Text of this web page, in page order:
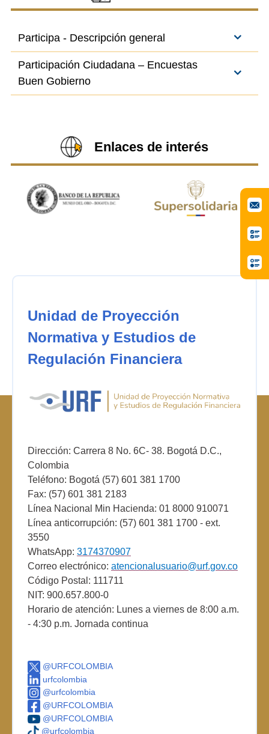
Participa - Descripción general
Participación Ciudadana – Encuestas
Buen Gobierno
Enlaces de interés
Unidad de Proyección
Normativa y Estudios de
Regulación Financiera
Dirección: Carrera 8 No. 6C- 38. Bogotá D.C.,
Colombia
Teléfono: Bogotá (57) 601 381 1700
Fax: (57) 601 381 2183
Línea Nacional Min Hacienda: 01 8000 910071
Línea anticorrupción: (57) 601 381 1700 - ext.
3550
WhatsApp: 3174370907
Correo electrónico: atencionalusuario@urf.gov.co
Código Postal: 111711
NIT: 900.657.800-0
Horario de atención: Lunes a viernes de 8:00 a.m.
- 4:30 p.m. Jornada continua
@URFCOLOMBIA
urfcolombia
@urfcolombia
@URFCOLOMBIA
@URFCOLOMBIA
@urfcolombia